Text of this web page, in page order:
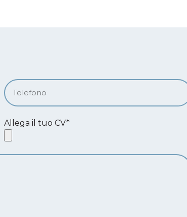
Allega il tuo CV*